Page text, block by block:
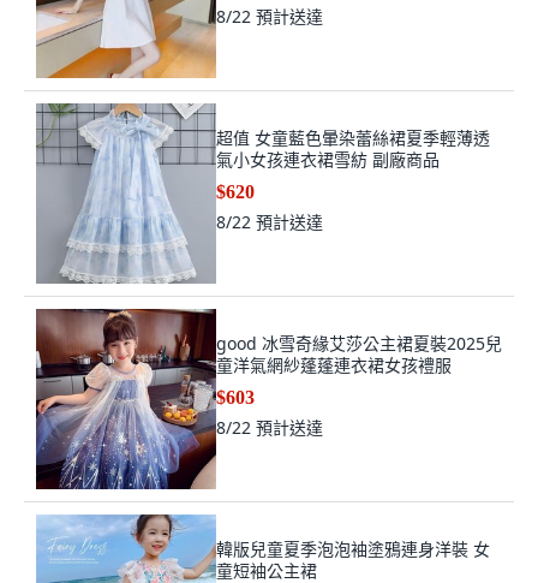
8/22 預計送達
超值 女童藍色暈染蕾絲裙夏季輕薄透
氣小女孩連衣裙雪紡 副廠商品
$620
8/22 預計送達
good 冰雪奇緣艾莎公主裙夏裝2025兒
童洋氣網紗蓬蓬連衣裙女孩禮服
$603
8/22 預計送達
韓版兒童夏季泡泡袖塗鴉連身洋裝 女
童短袖公主裙